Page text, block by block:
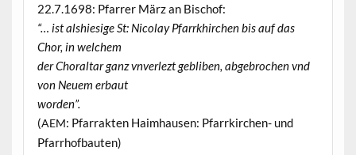
22.7.1698: Pfar­rer März an Bischof:
“… ist alshiesige St: Nico­lay Pfar­rkhirchen bis auf das
Chor, in welchem
der Choral­tar ganz vnver­lezt gebliben, abge­brochen vnd
von Neuem erbaut
wor­den”.
(AEM: Pfar­rak­ten Haimhausen: Pfar­rkirchen- und
Pfarrhofbauten)